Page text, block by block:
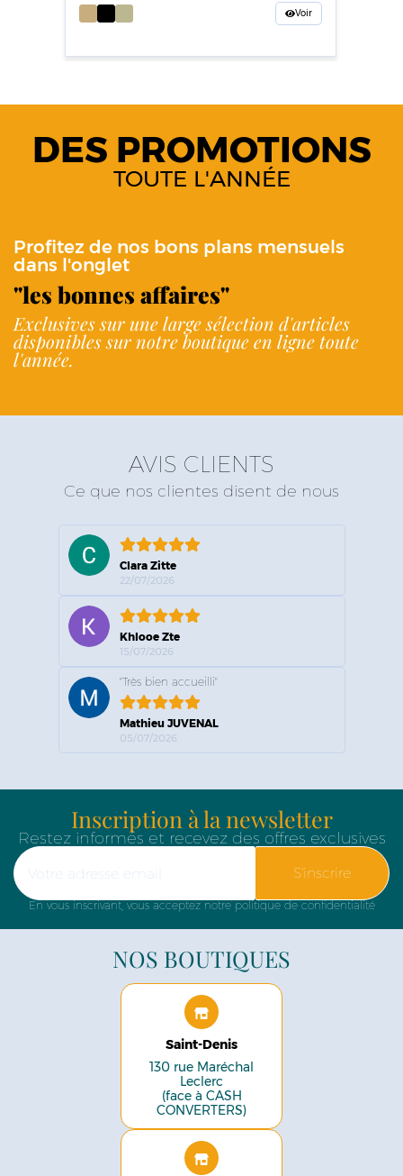
Voir
DES PROMOTIONS
TOUTE L'ANNÉE
Profitez de nos bons plans mensuels
dans l'onglet
"les bonnes affaires"
Exclusives sur une large sélection d'articles
disponibles sur notre boutique en ligne toute
l'année.
AVIS CLIENTS
Ce que nos clientes disent de nous
Clara Zitte
22/07/2026
Khlooe Zte
15/07/2026
"Très bien accueilli"
Mathieu JUVENAL
05/07/2026
Inscription à la newsletter
Restez informés et recevez des offres exclusives
S'inscrire
En vous inscrivant, vous acceptez notre politique de confidentialité
NOS BOUTIQUES
Saint-Denis
130 rue Maréchal
Leclerc
(face à CASH
CONVERTERS)